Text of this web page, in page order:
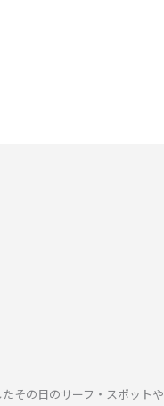
その日のサーフ・スポッ